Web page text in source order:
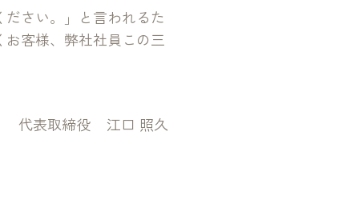
さい。」と言われるた
客様、弊社社員この三
代表取締役 江口 照久